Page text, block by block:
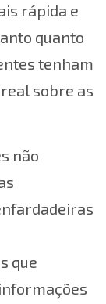
rápida e
quanto
tenham
sobre as
não
que